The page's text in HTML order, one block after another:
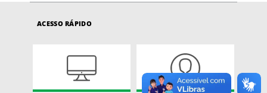
ACESSO RÁPIDO